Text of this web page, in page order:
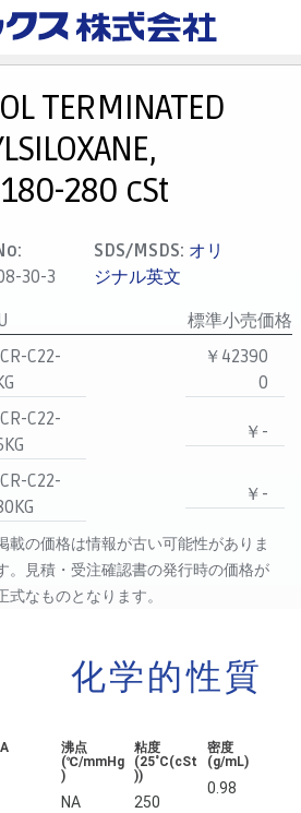
メニュー
TERMINATED
280 cSt
30-3
SDS/MSDS: オリ
ジナル英文
標準小売価格
C22-
￥42390
0
C22-
￥-
C22-
￥-
載の価格は情報が古い可能性がありま
。見積・受注確認書の発行時の価格が
式なものとなります。
化学的性質
沸点
(℃/mmHg
)
NA
粘度
(25˚C(cSt
))
250
密度
(g/mL)
0.98